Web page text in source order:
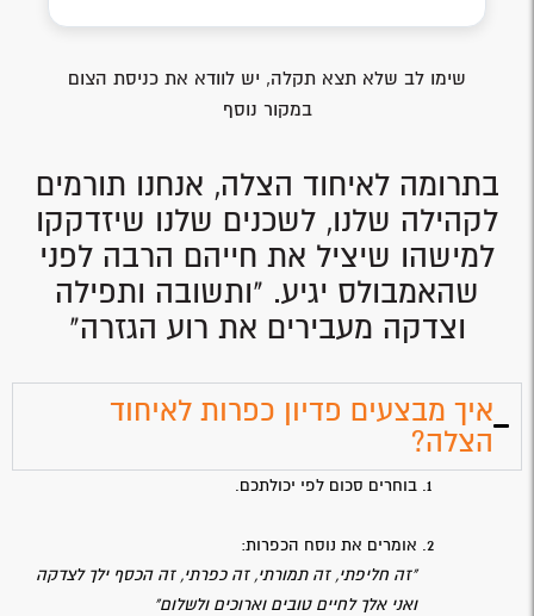
שימו לב שלא תצא תקלה, יש לוודא את כניסת הצום
במקור נוסף
בתרומה לאיחוד הצלה, אנחנו תורמים
לקהילה שלנו, לשכנים שלנו שיזדקקו
למישהו שיציל את חייהם הרבה לפני
שהאמבולס יגיע. "ותשובה ותפילה
וצדקה מעבירים את רוע הגזרה"
איך מבצעים פדיון כפרות לאיחוד
הצלה?
בוחרים סכום לפי יכולתכם.
אומרים את נוסח הכפרות:
"זה חליפתי, זה תמורתי, זה כפרתי, זה הכסף ילך לצדקה
ואני אלך לחיים טובים וארוכים ולשלום"